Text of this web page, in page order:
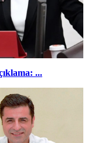
...